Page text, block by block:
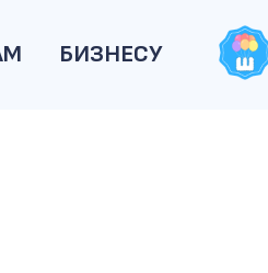
БИЗНЕСУ